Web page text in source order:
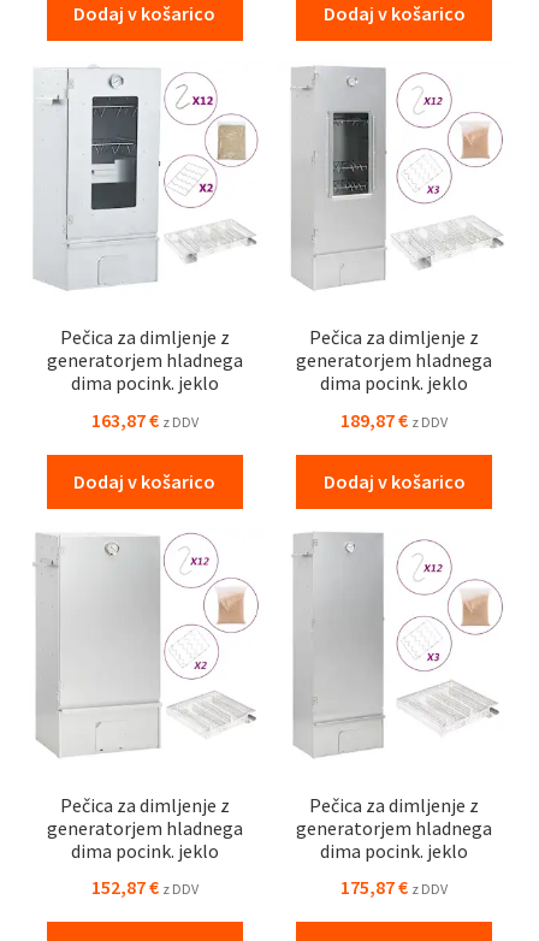
Dodaj v košarico Dodaj v košarico
Pečica za dimljenje z
generatorjem hladnega
dima pocink. jeklo
163,87€ z DDV
Dodaj v košarico
Pečica za dimljenje z
generatorjem hladnega
dima pocink. jeklo
189,87€ z DDV
Dodaj v košarico
Pečica za dimljenje z
generatorjem hladnega
dima pocink. jeklo
152,87€ z DDV
Pečica za dimljenje z
generatorjem hladnega
dima pocink. jeklo
175,87€ z DDV